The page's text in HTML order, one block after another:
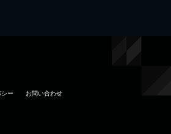
ー お問い合わせ